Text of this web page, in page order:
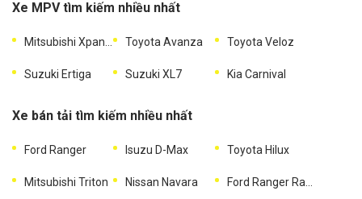
Xe MPV tìm kiếm nhiều nhất
Mitsubishi Xpander Toyota Avanza Toyota Veloz
Suzuki Ertiga Suzuki XL7 Kia Carnival
Xe bán tải tìm kiếm nhiều nhất
Ford Ranger Isuzu D-Max Toyota Hilux
Mitsubishi Triton Nissan Navara Ford Ranger Raptor